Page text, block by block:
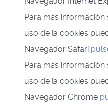
Para más
uso de la cookies
Navegador Safari
Para más
uso de la cookies
Navegador Chrome